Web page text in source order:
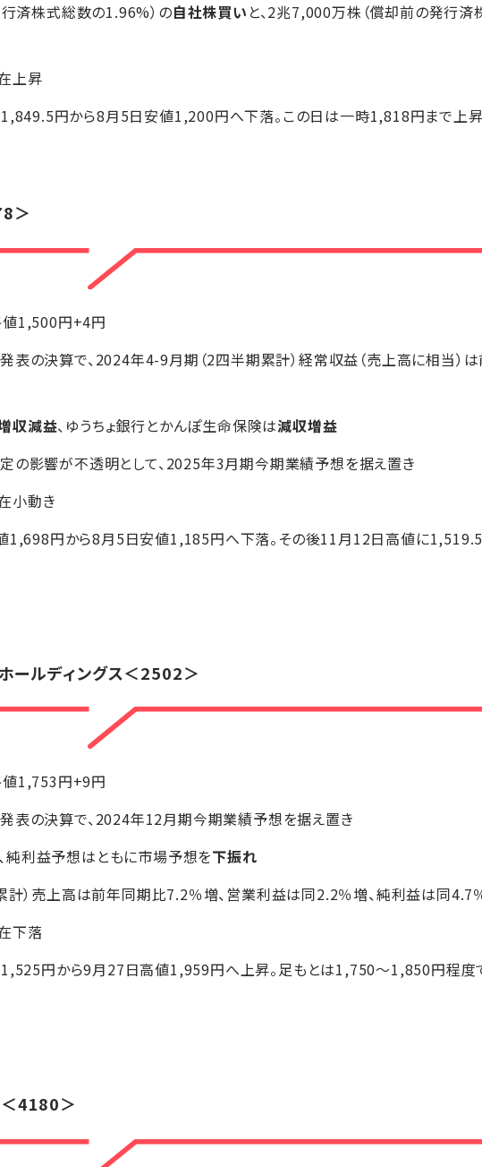
済株式総数の1.96%）の自社株買い と、2兆7,000万株（償却前の発行
上昇
円から8月5日安値1,200円へ下落。この日は一時1,818円まで上昇
＞
1,500円+4円
表の決算で、2024年4-9月期（2四半期累計）経常収益（売上高に相当）
収減益、ゆうちょ銀行とかんぽ生命保険は減収増益
の影響が不透明として、2025年3月期今期業績予想を据え置き
小動き
1,698円から8月5日安値1,185円へ下落。その後11月12日高値に
ールディングス＜2502＞
1,753円+9円
表の決算で、2024年12月期今期業績予想を据え置き
純利益予想はともに市場予想を下振れ
計）売上高は前年同期比7.2％増、営業利益は同2.2％増、純利益は同4.7
下落
円から9月27日高値1,959円へ上昇。足もとは1,750～1,850円程度
＜4180＞